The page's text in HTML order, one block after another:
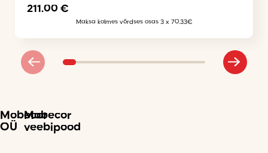
211.00 €
Maksa kolmes võrdses osas 3 x 70.33€
Mobecor
OÜ
Mobecor
veebipood